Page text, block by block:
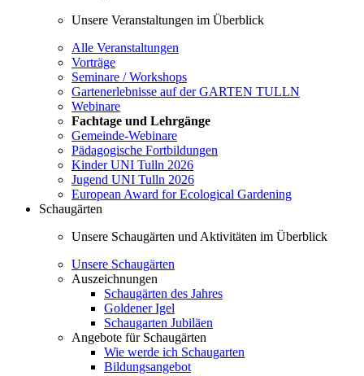
Unsere Veranstaltungen im Überblick
Alle Veranstaltungen
Vorträge
Seminare / Workshops
Gartenerlebnisse auf der GARTEN TULLN
Webinare
Fachtage und Lehrgänge
Gemeinde-Webinare
Pädagogische Fortbildungen
Kinder UNI Tulln 2026
Jugend UNI Tulln 2026
European Award for Ecological Gardening
Schaugärten
Unsere Schaugärten und Aktivitäten im Überblick
Unsere Schaugärten
Auszeichnungen
Schaugärten des Jahres
Goldener Igel
Schaugarten Jubiläen
Angebote für Schaugärten
Wie werde ich Schaugarten
Bildungsangebot